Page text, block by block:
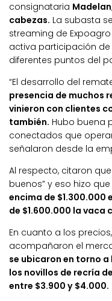
consignataria
cabezas. La subasta
streaming de
activa participación
diferentes puntos del
“El desarrollo del
presencia de muchos
vinieron con clientes
también. Hubo buena
conectados que
señalaron desde la
Al respecto, citaron
buenos” y eso hizo que
encima de
de $1.600.000 la vaca
En cuanto a los
acompañaron el
se ubicaron en torno
los novillos de recría
entre $3.900 y $4.000.